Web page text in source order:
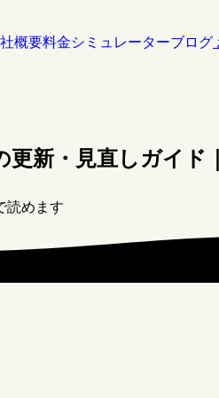
概要料金シミュレーターブログ
更新・見直しガイ
読めます